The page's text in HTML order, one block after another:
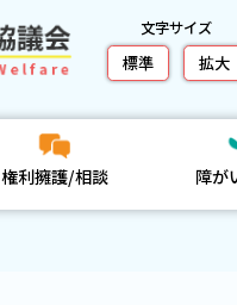
文字サイズ
標準 拡大
権利擁護/相談 障が